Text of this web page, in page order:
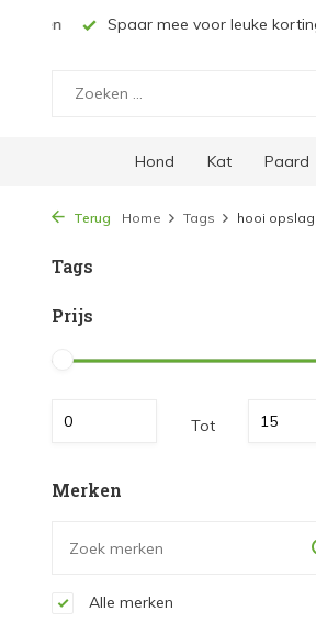
Spaar mee voor leuke kortingen
Hond Kat Paard
Terug Home Tags hooi opslag
Tags
Prijs
Tot
Merken
Alle merken